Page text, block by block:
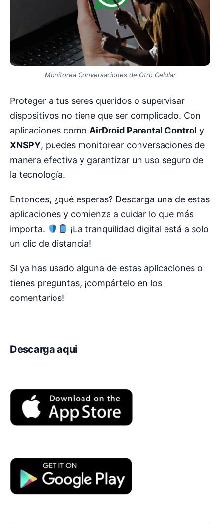
Monitorea Conversaciones de Otro Celular
Proteger a tus seres queridos o supervisar
dispositivos no tiene que ser complicado. Con
aplicaciones como AirDroid Parental Control y
XNSPY, puedes monitorear conversaciones de
manera efectiva y garantizar un uso seguro de
la tecnología.
Entonces, ¿qué esperas? Descarga una de estas
aplicaciones y comienza a cuidar lo que más
importa.
¡La tranquilidad digital está a solo
un clic de distancia!
Si ya has usado alguna de estas aplicaciones o
tienes preguntas, ¡compártelo en los
comentarios!
Descarga aqui